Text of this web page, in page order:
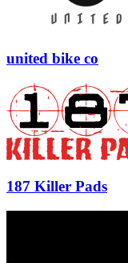
united bike co
187 Killer Pads